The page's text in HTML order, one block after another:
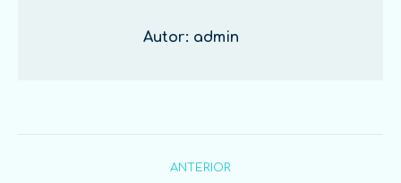
Autor: admin
ANTERIOR